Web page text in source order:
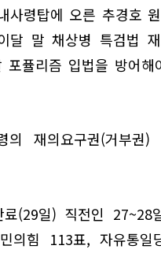
사령탑에 오른 추경호
달 말 채상병 특검법
퓰리즘 입법을 방어해
재의요구권(거부권)
(29일) 직전인 27~28
의힘 113표, 자유통일